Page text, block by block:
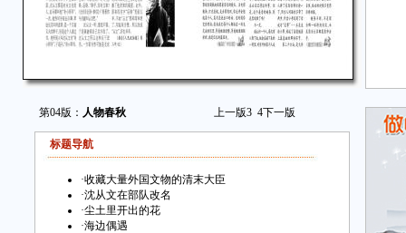
第04版： 人物春秋 上一版3 4下一版
标题导航
·收藏大量外国文物的清末大臣
·沈从文在部队改名
·尘土里开出的花
·海边偶遇